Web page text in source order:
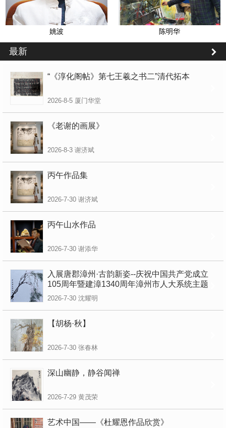
姚波 陈明华
最新
“《淳化阁帖》第七王羲之书二”清代拓本
2026-8-5 厦门华堂
《老谢的画展》
2026-8-3 谢济斌
丙午作品集
2026-7-30 谢济斌
丙午山水作品
2026-7-30 谢添华
入展唐郡漳州·古韵新姿--庆祝中国共产党成立
105周年暨建漳1340周年漳州市人大系统主题
书画作品展
2026-7-30 沈耀明
【胡杨·秋】
2026-7-30 张春林
深山幽静，静谷闻禅
2026-7-29 黄茂荣
艺术中国——《杜耀恩作品欣赏》